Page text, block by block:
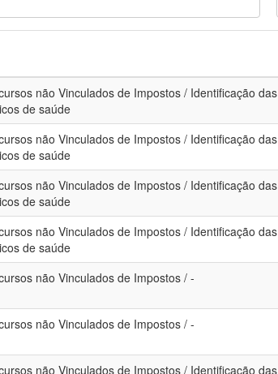
não Vinculados de Impostos / Identificação das
de saúde
não Vinculados de Impostos / Identificação das
de saúde
não Vinculados de Impostos / Identificação das
de saúde
não Vinculados de Impostos / Identificação das
de saúde
não Vinculados de Impostos / -
não Vinculados de Impostos / -
não Vinculados de Impostos / Identificação das